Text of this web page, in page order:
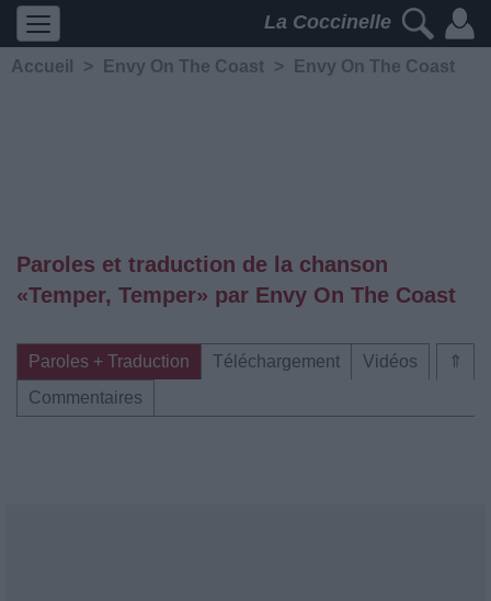
La Coccinelle
Accueil > Envy On The Coast > Envy On The Coast
Paroles et traduction de la chanson
«Temper, Temper» par Envy On The Coast
⇑
Paroles + Traduction Téléchargement
Vidéos
Commentaires